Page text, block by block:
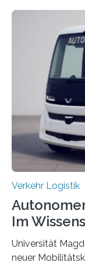
das Fraunhofer
die
untersucht das
Hannover
effizienter ist
das IPH noch
am realen
Verkehr Logistik
Im
Universität
neuer